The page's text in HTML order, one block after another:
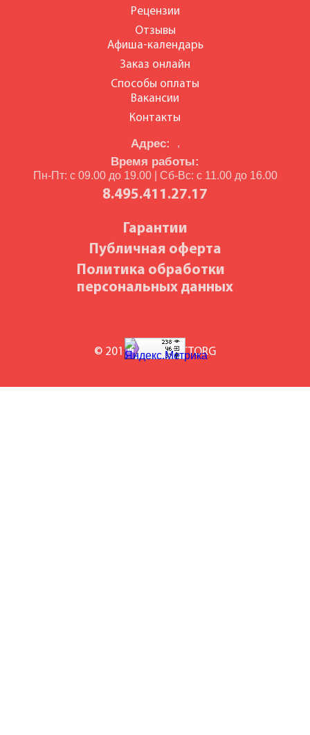
Адрес: ,
Время работы:
Пн-Пт: с 09.00 до 19.00 | Сб-Вс: с 11.00 до 16.00
8.495.411.27.17
Гарантии
Публичная оферта
Политика обработки
персональных данных
Рецензии
Отзывы
Афиша-календарь
Заказ онлайн
Способы оплаты
Вакансии
Контакты
© 2010-2026 BILETTORG